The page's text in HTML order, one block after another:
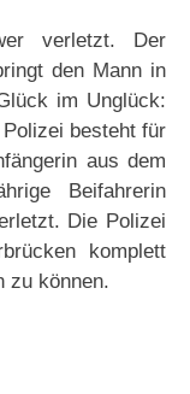
verletzt. Der
den Mann in
im Unglück:
besteht für
aus dem
Beifahrerin
Die Polizei
komplett
zu können.